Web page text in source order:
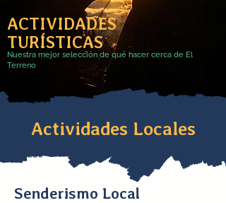
ACTIVIDADES
TURÍSTICAS
Nuestra mejor selección de qué hacer cerca de El
Terreno
Actividades Locales
Senderismo Local